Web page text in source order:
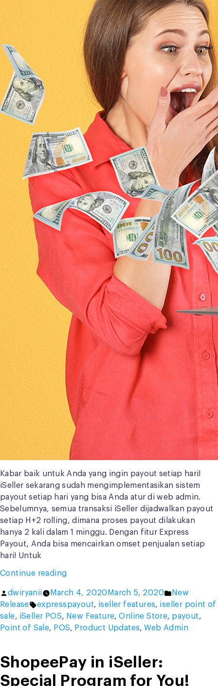
Kabar baik untuk Anda yang ingin payout setiap hari!
iSeller sekarang sudah mengimplementasikan sistem
payout setiap hari yang bisa Anda atur di web admin.
Sebelumnya, semua transaksi iSeller dijadwalkan payout
setiap H+2 rolling, dimana proses payout dilakukan
hanya 2 kali dalam 1 minggu. Dengan fitur Express
Payout, Anda bisa mencairkan omset penjualan setiap
hari! Untuk
Continue reading“No
Long
Waiting,
Express
Payout
Posted
by
dwiryanii March 4, 2020 March 5, 2020
Posted
in
New
Release
Tags:
expresspayout, iseller features, iseller point of
sale, iSeller POS, New Feature,Online Store, payout,
Point of Sale, POS, Product Updates, Web Admin
ShopeePay in iSeller:
Special Program for You!